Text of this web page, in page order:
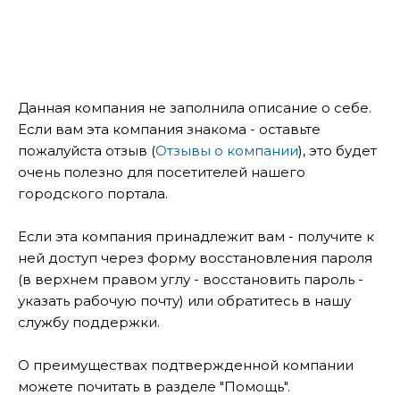
Данная компания не заполнила описание о себе.
Если вам эта компания знакома - оставьте
пожалуйста отзыв (Отзывы о компании), это будет
очень полезно для посетителей нашего
городского портала.
Если эта компания принадлежит вам - получите к
ней доступ через форму восстановления пароля
(в верхнем правом углу - восстановить пароль -
указать рабочую почту) или обратитесь в нашу
службу поддержки.
О преимуществах подтвержденной компании
можете почитать в разделе "Помощь".